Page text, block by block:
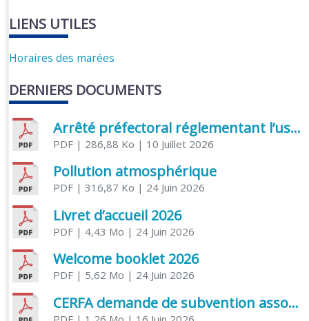
LIENS UTILES
Horaires des marées
DERNIERS DOCUMENTS
Arrêté préfectoral réglementant l’usage de l’eau
PDF| 286,88 Ko | 10 Juillet 2026
Pollution atmosphérique
PDF| 316,87 Ko | 24 Juin 2026
Livret d’accueil 2026
PDF| 4,43 Mo | 24 Juin 2026
Welcome booklet 2026
PDF| 5,62 Mo | 24 Juin 2026
CERFA demande de subvention association